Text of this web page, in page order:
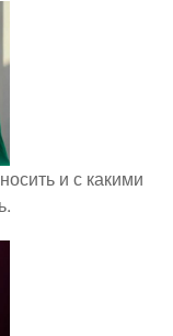
и с какими